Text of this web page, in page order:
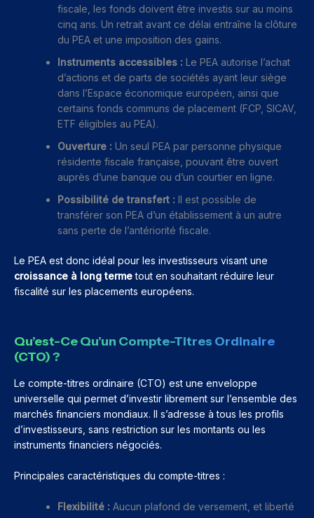
fiscale, les fonds doivent être investis sur au moins
cinq ans. Un retrait avant ce délai entraîne la clôture
du PEA et une imposition des gains.
Instruments accessibles : Le PEA autorise l’achat
d’actions et de parts de sociétés ayant leur siège
dans l’Espace économique européen, ainsi que
certains fonds communs de placement (FCP, SICAV,
ETF éligibles au PEA).
Ouverture : Un seul PEA par personne physique
résidente fiscale française, pouvant être ouvert
auprès d’une banque ou d’un courtier en ligne.
Possibilité de transfert : Il est possible de
transférer son PEA d’un établissement à un autre
sans perte de l’antériorité fiscale.
Le PEA est donc idéal pour les investisseurs visant une
croissance à long termetout en souhaitant réduire leur
fiscalité sur les placements européens.
Qu’est-Ce Qu’un Compte-Titres Ordinaire
(CTO) ?
Le compte-titres ordinaire (CTO) est une enveloppe
universelle qui permet d’investir librement sur l’ensemble des
marchés financiers mondiaux. Il s’adresse à tous les profils
d’investisseurs, sans restriction sur les montants ou les
instruments financiers négociés.
Principales caractéristiques du compte-titres :
Flexibilité : Aucun plafond de versement, et liberté